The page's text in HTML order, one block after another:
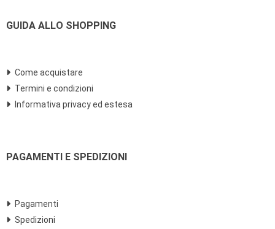
GUIDA ALLO SHOPPING
Come acquistare
Termini e condizioni
Informativa privacy ed estesa
PAGAMENTI E SPEDIZIONI
Pagamenti
Spedizioni